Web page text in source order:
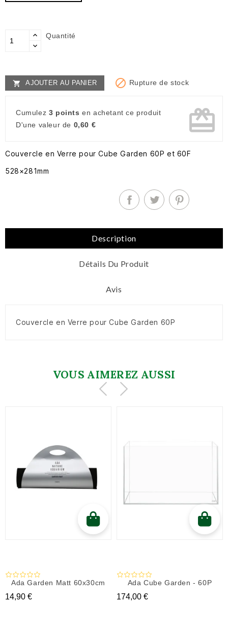
Quantité
 AJOUTER AU PANIER  Rupture de stock
Cumulez 3 points en achetant ce produit
D'une valeur de 0,60 € card_giftcard
Couvercle en Verre pour Cube Garden 60P et 60F
528×281mm
Description
Détails Du Produit
Avis
Couvercle en Verre pour Cube Garden 60P
VOUS AIMEREZ AUSSI
Ada Garden Matt 60x30cm
Prix
14,90 €
Ada Cube Garden - 60P
Prix
174,00 €